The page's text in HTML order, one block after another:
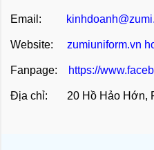
Email:
Website: zumiuniform.vn
Fanpage: https://
Địa chỉ: 20 Hồ Hảo Hớn, P.